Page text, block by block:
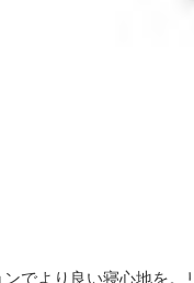
でより良い寝心地を。